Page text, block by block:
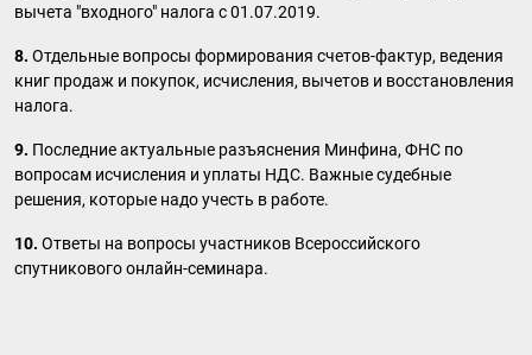
вычета "входного" налога с 01.07.2019.
8. Отдельные вопросы формирования счетов-фактур, ведения
книг продаж и покупок, исчисления, вычетов и восстановления
налога.
9. Последние актуальные разъяснения Минфина, ФНС по
вопросам исчисления и уплаты НДС. Важные судебные
решения, которые надо учесть в работе.
10. Ответы на вопросы участников Всероссийского
спутникового онлайн-семинара.